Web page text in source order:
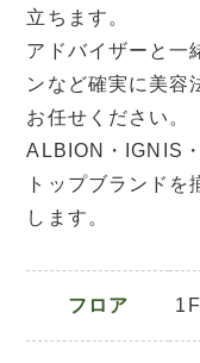
立ちます。
アドバイザーと一
ンなど確実に美容
お任せください。
ALBION・IGNIS
トップブランド
します。
フロア 1F